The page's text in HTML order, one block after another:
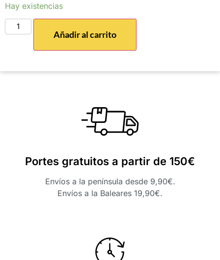
Hay existencias
Añadir al carrito
Portes gratuitos a partir de 150€
Envíos a la península desde 9,90€.
Envíos a la Baleares 19,90€.